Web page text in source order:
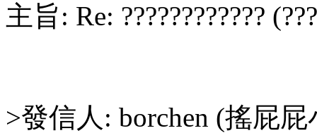
主旨: Re: ????????????
>發信人: borchen (搖屁